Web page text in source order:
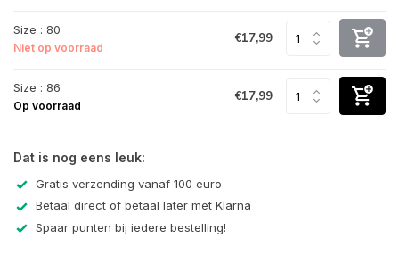
Size : 80
Niet op voorraad
€17,99
Size : 86
Op voorraad
€17,99
Dat is nog eens leuk:
Gratis verzending vanaf 100 euro
Betaal direct of betaal later met Klarna
Spaar punten bij iedere bestelling!